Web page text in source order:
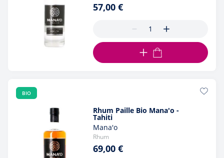
57,00 €
AJOUTER AU PANIER
BIO
Rhum Paille Bio Mana'o -
Tahiti
Mana'o
Rhum
69,00 €